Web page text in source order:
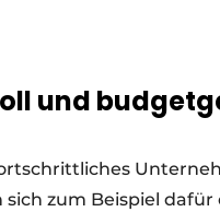
und
sich zum Beispiel